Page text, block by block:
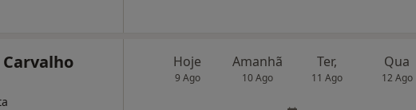
Hoje
9 Ago
Amanhã
10 Ago
Ter,
11 Ago
Qua
12 Ago